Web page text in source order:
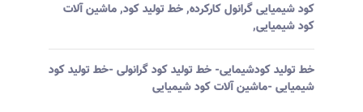
کود شیمیایی گرانول کارکرده,خط تولید کود,ماشین آلات
کود شیمیایی,
خط تولید کودشیمایی- خط تولید کود گرانولی -خط تولید کود
شیمیایی -ماشین آلات کود شیمیایی